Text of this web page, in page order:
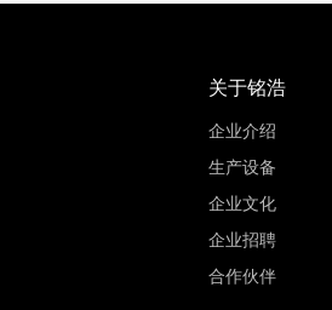
关于铭浩
企业介绍
生产设备
企业文化
企业招聘
合作伙伴